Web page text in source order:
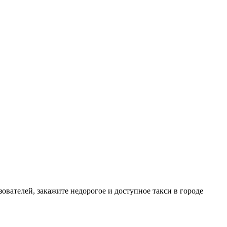
закажите недорогое и доступное такси в городе